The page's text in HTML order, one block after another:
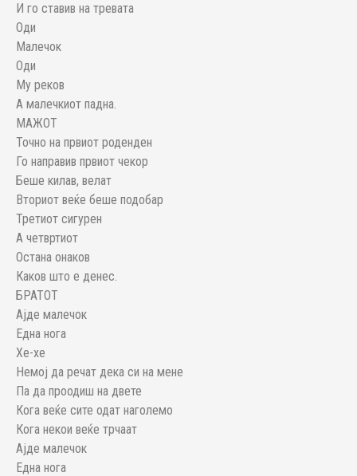
И го ставив на тревата
Оди
Малечок
Оди
Му реков
А малечкиот падна.
МАЖОТ
Точно на првиот роденден
Го направив првиот чекор
Беше килав, велат
Вториот веќе беше подобар
Третиот сигурен
А четвртиот
Остана онаков
Каков што е денес.
БРАТОТ
Ајде малечок
Една нога
Хе-хе
Немој да речат дека си на мене
Па да проодиш на двете
Кога веќе сите одат наголемо
Кога некои веќе трчаат
Ајде малечок
Една нога